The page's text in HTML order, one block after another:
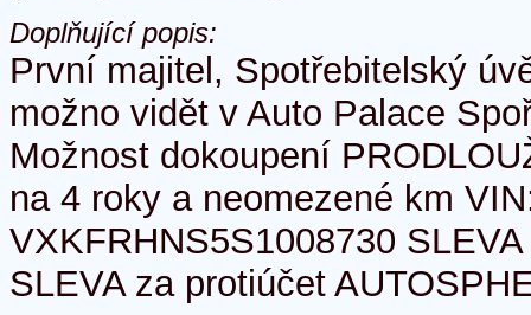
Doplňující popis:
První majitel, Spotřebitelský
možno vidět v Auto Palace
Možnost dokoupení
na 4 roky a neomezené km
VXKFRHNS5S1008730
SLEVA za protiúčet